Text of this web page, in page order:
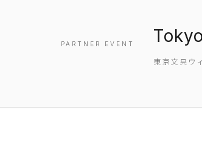
PARTNER EVENT
東京文具ウ